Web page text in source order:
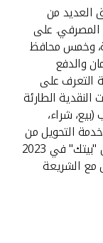
انفرد في 2023 بإطلاق العديد من
المصرفي. على
وخمس محافظ
والدفع
التعرف على
النقدية الطارئة
شراء،
التحويل من
بطاقات مسبقة الدفع إلى الحساب. كما أطلق "بيتك" في 2023
مع الشريعة